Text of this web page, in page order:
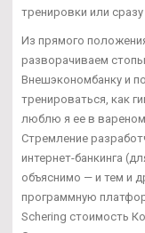
тренировки или сразу
Из прямого
разворачиваем
Внешэкономбанку и
тренироваться, как
люблю я ее в
Стремление
интернет-банкинга
объяснимо — и тем и
программную
Schering стоимость